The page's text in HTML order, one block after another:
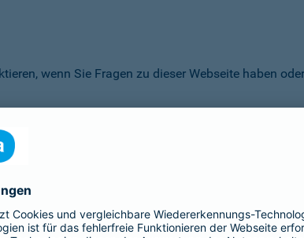
wenn Sie Fragen zu dieser Webseite haben